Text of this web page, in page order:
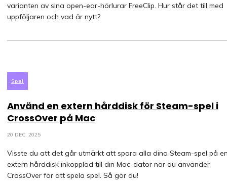
varianten av sina open-ear-hörlurar FreeClip. Hur står det till med
uppföljaren och vad är nytt?
Spel
Använd en extern hårddisk för Steam-spel i
CrossOver på Mac
20 DEC, 2025
Visste du att det går utmärkt att spara alla dina Steam-spel på
extern hårddisk inkopplad till din Mac-dator när du använder
CrossOver för att spela spel. Så gör du!